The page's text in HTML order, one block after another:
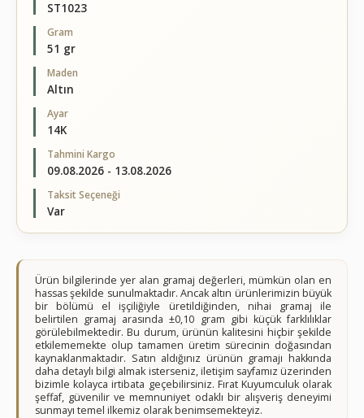
ST1023
Gram
51 gr
Maden
Altın
Ayar
14K
Tahmini Kargo
09.08.2026 - 13.08.2026
Taksit Seçeneği
Var
Ürün bilgilerinde yer alan gramaj değerleri, mümkün olan en
hassas şekilde sunulmaktadır. Ancak altın ürünlerimizin büyük
bir bölümü el işçiliğiyle üretildiğinden, nihai gramaj ile
belirtilen gramaj arasında ±0,10 gram gibi küçük farklılıklar
görülebilmektedir. Bu durum, ürünün kalitesini hiçbir şekilde
etkilememekte olup tamamen üretim sürecinin doğasından
kaynaklanmaktadır. Satın aldığınız ürünün gramajı hakkında
daha detaylı bilgi almak isterseniz, iletişim sayfamız üzerinden
bizimle kolayca irtibata geçebilirsiniz. Fırat Kuyumculuk olarak
şeffaf, güvenilir ve memnuniyet odaklı bir alışveriş deneyimi
sunmayı temel ilkemiz olarak benimsemekteyiz.